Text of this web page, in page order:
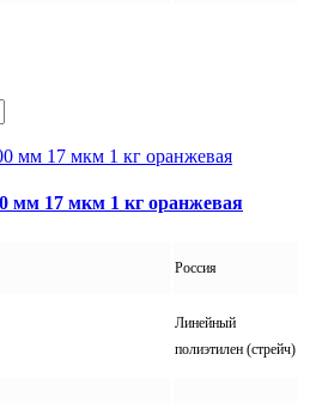
мм 17 мкм 1 кг оранжевая
Россия
Линейный
полиэтилен (стрейч)